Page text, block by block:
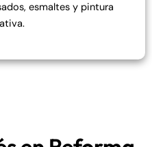
esmaltes y pintura